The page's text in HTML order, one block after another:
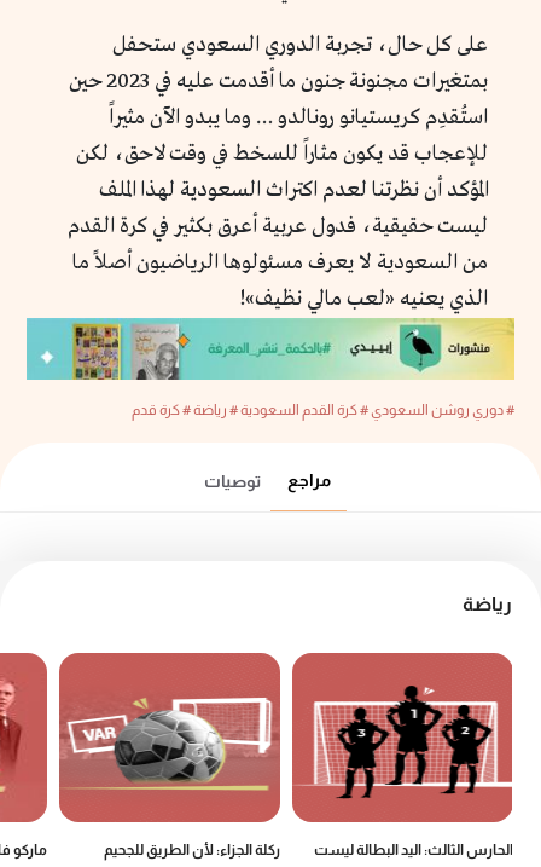
على كل حال، تجربة الدوري السعودي ستحفل
بمتغيرات مجنونة جنون ما أقدمت عليه في 2023 حين
استُقدِم كريستيانو رونالدو … وما يبدو الآن مثيراً
للإعجاب قد يكون مثاراً للسخط في وقت لاحق، لكن
المؤكد أن نظرتنا لعدم اكتراث السعودية لهذا الملف
ليست حقيقية، فدول عربية أعرق بكثير في كرة القدم
من السعودية لا يعرف مسئولوها الرياضيون أصلاً ما
الذي يعنيه «لعب مالي نظيف»!
# دوري روشن السعودي# كرة القدم السعودية# رياضة# كرة قدم
مراجع توصيات
رياضة
الحارس الثالث: اليد البطالة ليست ركلة الجزاء: لأن الطريق للجحيم ماركو